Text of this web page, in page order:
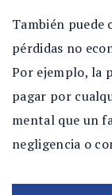
También puede
pérdidas no
Por ejemplo, la
pagar por
mental que un
negligencia o